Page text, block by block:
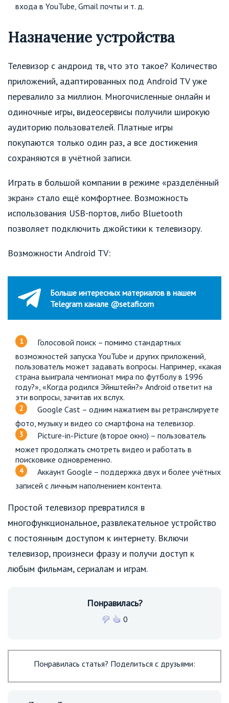
входа в YouTube, Gmail почты и т. д.
Назначение устройства
Телевизор с андроид тв, что это такое? Количество
приложений, адаптированных под Android TV уже
перевалило за миллион. Многочисленные онлайн и
одиночные игры, видеосервисы получили широкую
аудиторию пользователей. Платные игры
покупаются только один раз, а все достижения
сохраняются в учётной записи.
Играть в большой компании в режиме «разделённый
экран» стало ещё комфортнее. Возможность
использования USB-портов, либо Bluetooth
позволяет подключить джойстики к телевизору.
Возможности Android TV:
Больше интересных материалов в нашем
Telegram канале @setaficom
Голосовой поиск – помимо стандартных
возможностей запуска YouTube и других приложений,
пользователь может задавать вопросы. Например, «какая
страна выиграла чемпионат мира по футболу в 1996
году?», «Когда родился Эйнштейн?» Android ответит на
эти вопросы, зачитав их вслух.
Google Cast – одним нажатием вы ретранслируете
фото, музыку и видео со смартфона на телевизор.
Picture-in-Picture (второе окно) – пользователь
может продолжать смотреть видео и работать в
поисковике одновременно.
Аккаунт Google – поддержка двух и более учётных
записей с личным наполнением контента.
Простой телевизор превратился в
многофункциональное, развлекательное устройство
с постоянным доступом к интернету. Включи
телевизор, произнеси фразу и получи доступ к
любым фильмам, сериалам и играм.
Понравилась?
0
Понравилась статья? Поделиться с друзьями: